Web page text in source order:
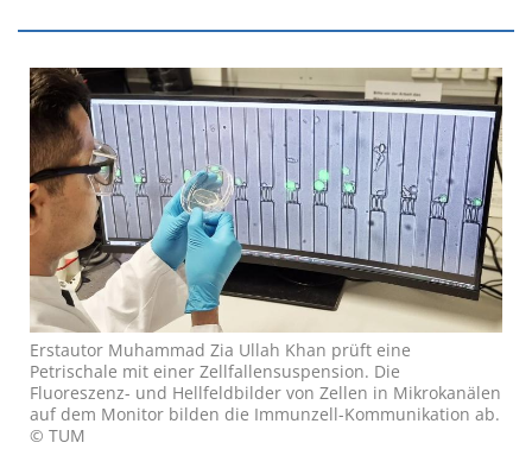
Erstautor Muhammad Zia Ullah Khan prüft eine
Petrischale mit einer Zellfallensuspension. Die
Fluoreszenz- und Hellfeldbilder von Zellen in Mikrokanälen
auf dem Monitor bilden die Immunzell-Kommunikation ab.
© TUM